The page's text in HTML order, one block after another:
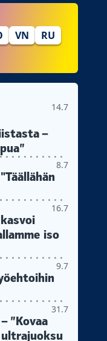
VN
RU
14.7
–
8.7
16.7
iso
9.7
31.7
”Kovaa